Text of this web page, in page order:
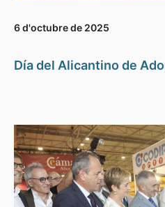
6 d'octubre de 2025
Día del Alicantino de